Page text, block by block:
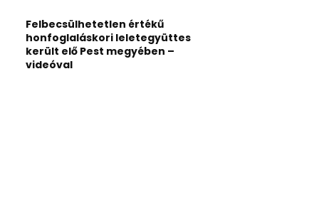
Felbecsülhetetlen értékű
honfoglaláskori leletegyüttes
került elő Pest megyében –
videóval